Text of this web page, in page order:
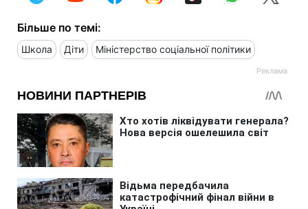
Більше по темі:
Школа Діти Міністерство соціальної політики